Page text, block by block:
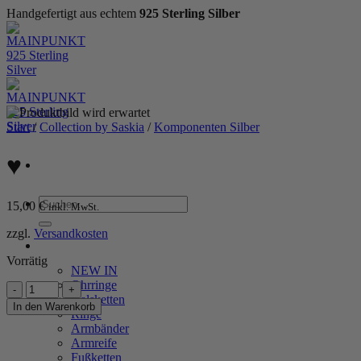
Handgefertigt aus echtem 925 Sterling Silber
Zum
Inhalt
springen
Suchen
nach:
NEW IN
Ohrringe
Halsketten
Ringe
Armbänder
Armreife
Fußketten
Start / Collection by Saskia / Komponenten Silber
♥
15,00 € inkl. MwSt.
zzgl. Versandkosten
Vorrätig
♥
Menge
In den Warenkorb